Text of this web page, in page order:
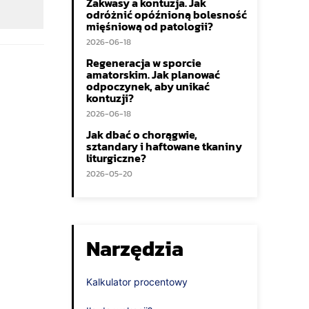
odróżnić opóźnioną bolesność
mięśniową od patologii?
2026-06-18
Regeneracja w sporcie
amatorskim. Jak planować
odpoczynek, aby unikać
kontuzji?
2026-06-18
Jak dbać o chorągwie,
sztandary i haftowane tkaniny
liturgiczne?
2026-05-20
Narzędzia
Kalkulator procentowy